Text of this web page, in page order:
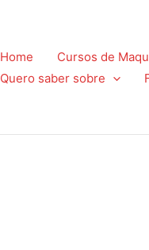
Home Cursos de
Quero saber sobre